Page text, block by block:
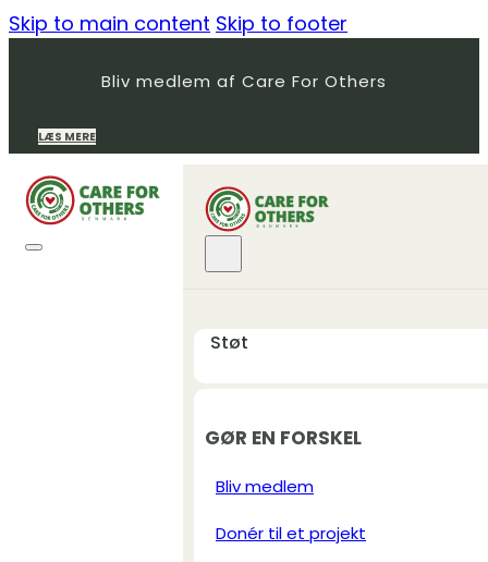
Skip to main content Skip to footer
Bliv medlem af Care For Others
LÆS MERE
Støt
GØR EN FORSKEL
Bliv medlem
Donér til et projekt